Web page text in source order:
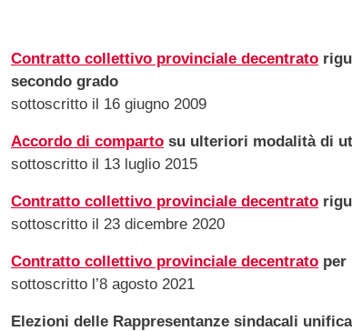
Contratto collettivo provinciale decentrato
secondo grado
sottoscritto il 16 giugno 2009
Accordo di comparto su ulteriori modalità di
sottoscritto il 13 luglio 2015
Contratto collettivo provinciale decentrato
sottoscritto il 23 dicembre 2020
Contratto collettivo provinciale decentrato per
sottoscritto l’8 agosto 2021
Elezioni delle Rappresentanze sindacali